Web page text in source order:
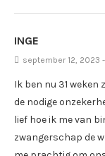
INGE
september 12, 2023 -
Ik ben nu 31
de nodige
lief hoe ik me van
zwangerschap de